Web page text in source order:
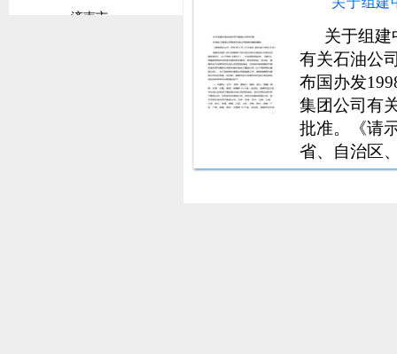
济南市
军事活动时
舶、船员及
关于组建
有关石油公
布国办发
集团公司有
批准。《请
省、自治区
归新组建的